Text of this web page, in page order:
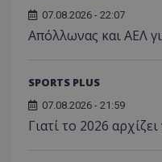
07.08.2026 - 22:07
Απόλλωνας και ΑΕΛ
SPORTS PLUS
07.08.2026 - 21:59
Γιατί το 2026